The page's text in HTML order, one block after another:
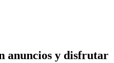
anuncios y disfrutar